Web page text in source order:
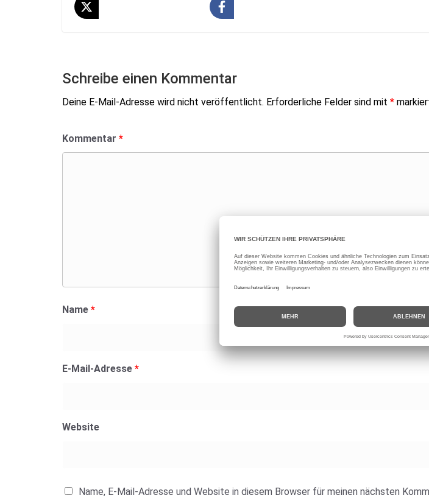
Schreibe einen Kommentar
Deine E-Mail-Adresse wird nicht veröffentlicht. Erforderliche Felder sind mit *
Kommentar *
Name *
E-Mail-Adresse *
Website
Name, E-Mail-Adresse und Website in diesem Browser für meinen nächsten